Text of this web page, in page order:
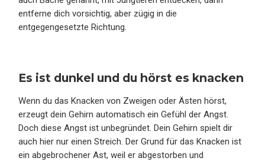
entferne dich vorsichtig, aber zügig in die
entgegengesetzte Richtung.
Es ist dunkel und du hörst es knacken
Wenn du das Knacken von Zweigen oder Ästen hörst,
erzeugt dein Gehirn automatisch ein Gefühl der Angst.
Doch diese Angst ist unbegründet. Dein Gehirn spielt dir
auch hier nur einen Streich. Der Grund für das Knacken ist
ein abgebrochener Ast, weil er abgestorben und